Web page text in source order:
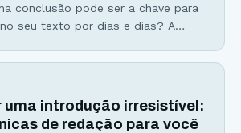
conclusão pode ser a chave para
seu texto por dias e dias? A
até mesmo em um artigo é a
uma introdução irresistível:
de redação para você